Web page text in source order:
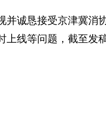
诚恳接受京津冀消
线等问题，截至发